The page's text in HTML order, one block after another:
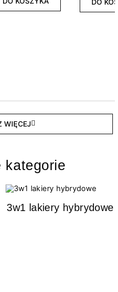
WIĘCEJ
kategorie
3w1 lakiery hybrydowe